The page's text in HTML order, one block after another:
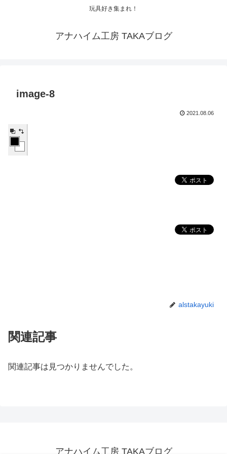
玩具好き集まれ！
アナハイム工房 TAKAブログ
image-8
2021.08.06
alstakayuki
関連記事
関連記事は見つかりませんでした。
アナハイム工房 TAKAブログ